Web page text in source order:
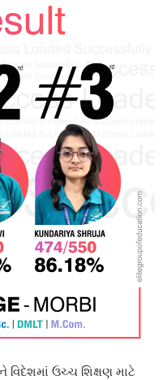
વિદેશમાં ઉચ્ચ શિક્ષણ માટે